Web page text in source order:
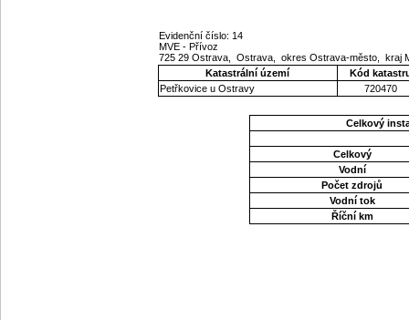
Evidenční číslo: 14
MVE - Přívoz
725 29 Ostrava, Ostrava, okres Ostrava-město, kraj
Katastrální území
Kód
Petřkovice u Ostravy
720470
Celkový
Celkový
Vodní
Počet zdrojů
Vodní tok
Říční km